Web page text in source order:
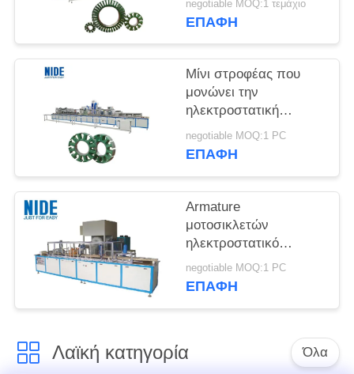
πυρήνα του
βούρτσα
negotiable MOQ:1 τεμάχιο
ΕΠΑΦΉ
Μίνι στροφέας που
μονώνει την
ηλεκτροστατική
γραμμή παραγωγής
επιστρώματος σκονών
negotiable MOQ:1 PC
ΕΠΑΦΉ
Armature
μοτοσικλετών
ηλεκτροστατικό
σύστημα μηχανών
επιστρώματος σκονών
negotiable MOQ:1 PC
ΕΠΑΦΉ
Λαϊκή κατηγορία Όλα